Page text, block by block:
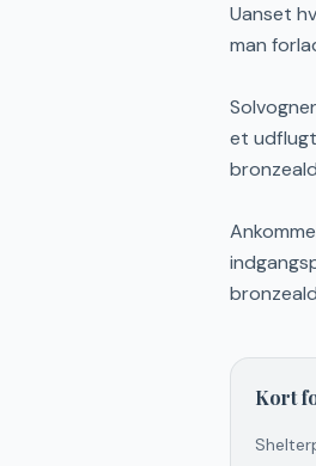
Uanset
man
et
Kort